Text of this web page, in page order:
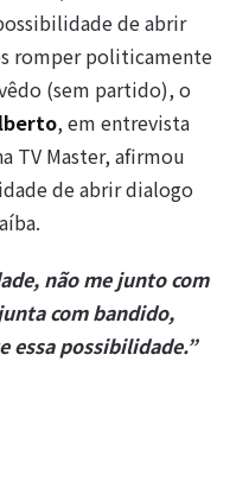
de abrir
romper politicamente
(sem partido), o
, em entrevista
TV Master, afirmou
de abrir dialogo
não me junto com
com bandido,
essa possibilidade.”